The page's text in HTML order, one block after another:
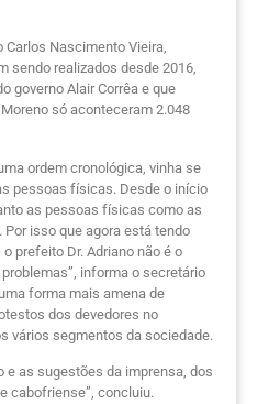
Carlos Nascimento Vieira,
sendo realizados desde 2016,
governo Alair Corrêa e que
só aconteceram 2.048
ordem cronológica, vinha se
pessoas físicas. Desde o início
as pessoas físicas como as
Por isso que agora está tendo
prefeito Dr. Adriano não é o
informa o secretário
forma mais amena de
dos devedores no
vários segmentos da sociedade.
e as sugestões da imprensa, dos
cabofriense”, concluiu.